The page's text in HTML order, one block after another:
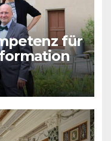
für